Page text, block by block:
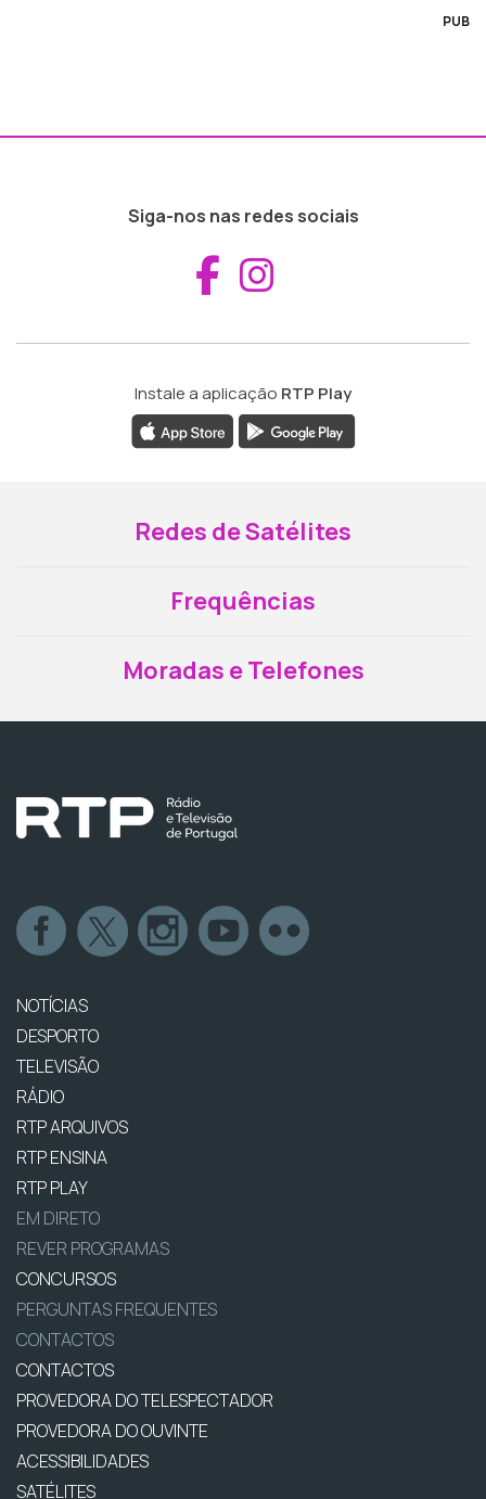
PUB
Siga-nos nas redes sociais
Aceder ao
Instale a aplicação RTP Play
Redes de Satélites
Frequências
Moradas e Telefones
NOTÍCIAS
DESPORTO
TELEVISÃO
RÁDIO
RTP ARQUIVOS
RTP ENSINA
RTP PLAY
EM DIRETO
REVER PROGRAMAS
CONCURSOS
PERGUNTAS FREQUENTES
CONTACTOS
CONTACTOS
PROVEDORA DO TELESPECTADOR
PROVEDORA DO OUVINTE
ACESSIBILIDADES
SATÉLITES